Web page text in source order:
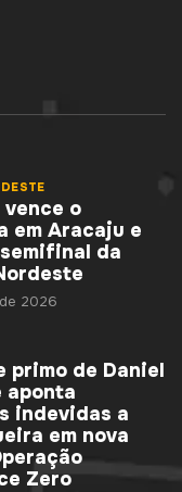
o
em Aracaju e
da
2026
primo de Daniel
aponta
indevidas a
em nova
Zero